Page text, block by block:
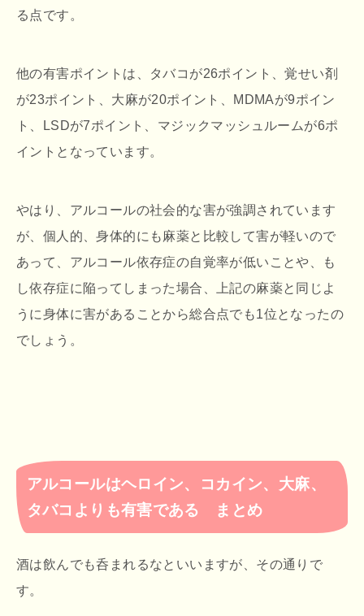
る点です。
他の有害ポイントは、タバコが26ポイント、覚せい剤
が23ポイント、大麻が20ポイント、MDMAが9ポイン
ト、LSDが7ポイント、マジックマッシュルームが6ポ
イントとなっています。
やはり、アルコールの社会的な害が強調されています
が、個人的、身体的にも麻薬と比較して害が軽いので
あって、アルコール依存症の自覚率が低いことや、も
し依存症に陥ってしまった場合、上記の麻薬と同じよ
うに身体に害があることから総合点でも1位となったの
でしょう。
アルコールはヘロイン、コカイン、大麻、
タバコよりも有害である まとめ
酒は飲んでも呑まれるなといいますが、その通りで
す。